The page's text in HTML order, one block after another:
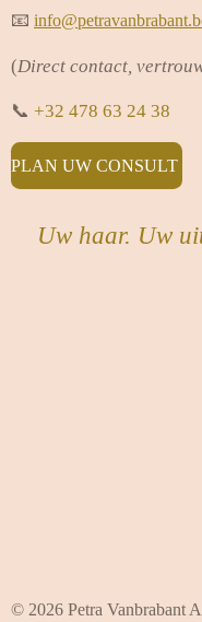
📧
(Direct contact,
📞 +32 478 63 24 38
PLAN UW CONSULT
Uw haar. Uw
© 2026 Petra Vanbrabant